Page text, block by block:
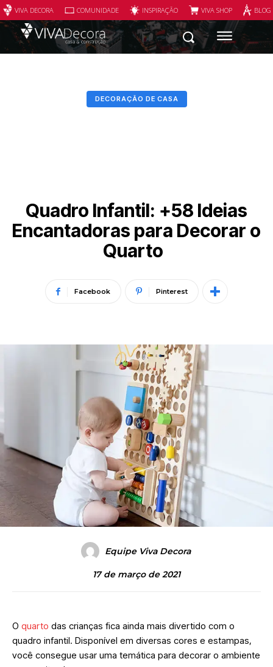
VIVA DECORA COMUNIDADE INSPIRAÇÃO VIVA SHOP
DECORAÇÃO DE CASA
Quadro Infantil: +58 Ideias
Encantadoras para Decorar o
Quarto
Facebook Pinterest
Equipe Viva Decora
17 de março de 2021
O quarto das crianças fica ainda mais divertido com o
quadro infantil. Disponível em diversas cores e estampas,
você consegue usar uma temática para decorar o ambiente